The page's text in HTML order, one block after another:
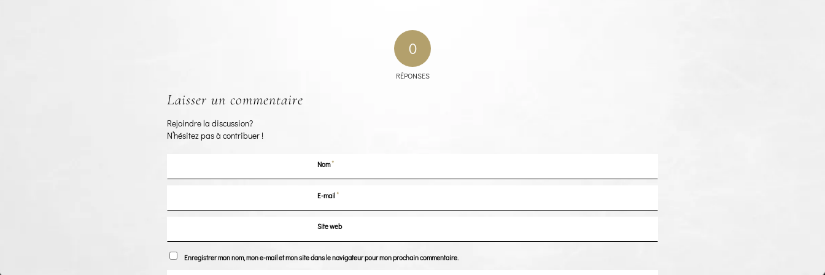
0
RÉPONSES
Laisser un commentaire
Rejoindre la discussion?
N’hésitez pas à contribuer !
Nom*
E-mail*
Site web
Enregistrer mon nom, mon e-mail et mon site dans le navigateur pour mon prochain commentaire.